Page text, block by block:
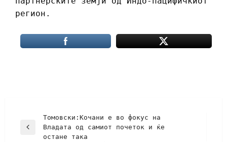
регион.
Томовски:Кочани е во фокус на
Владата од самиот почеток и ќе
остане така